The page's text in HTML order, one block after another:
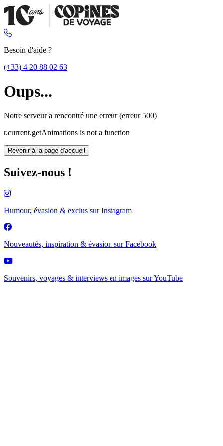
Besoin d'aide ?
(+33) 4 20 88 02 63
Oups...
Notre serveur a rencontré une erreur (erreur 500)
r.current.getAnimations is not a function
Revenir à la page d'accueil
Suivez-nous !
Humour, évasion & exclus surInstagram
Nouveautés, inspiration & évasion surFacebook
Souvenirs, voyages & interviews en images surYouTube